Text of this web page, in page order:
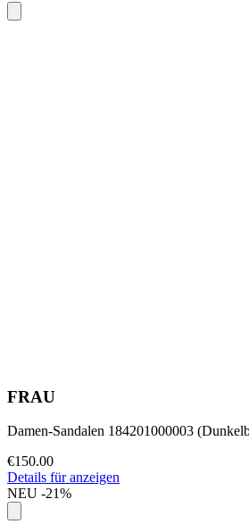
FRAU
Damen-Sandalen 184201000003
€150.00
Details für anzeigen
NEU -21%